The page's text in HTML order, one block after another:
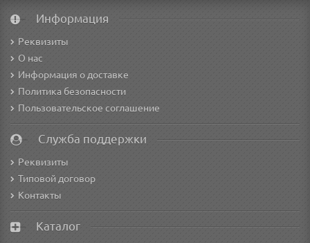
Информация
Реквизиты
О нас
Информация о доставке
Политика безопасности
Пользовательское соглашение
Служба поддержки
Реквизиты
Типовой договор
Контакты
Каталог